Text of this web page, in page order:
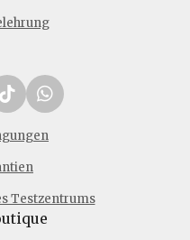
T
i
k
o
W
h
a
p
p
Testzentrums